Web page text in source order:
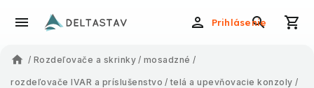
Prihlásenie
/ Rozdeľovače a skrinky / mosadzné /
rozdeľovače IVAR a príslušenstvo / telá a upevňovacie konzoly /